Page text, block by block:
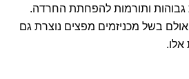
גבוהות ותורמות להפחתת החרדה.
אולם בשל מכניזמים מפצים נוצרת גם
אלו.